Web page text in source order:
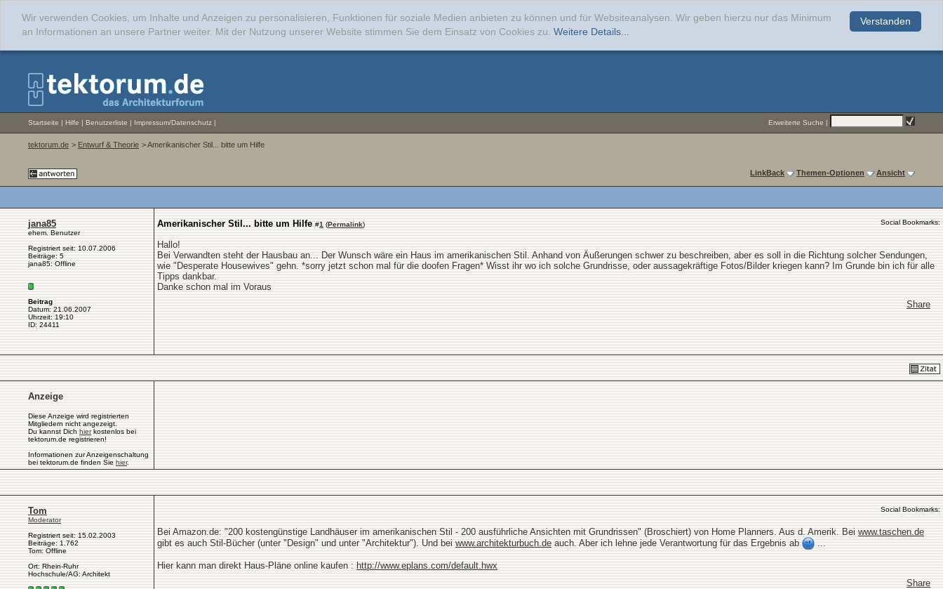
Verstanden
Wir verwenden Cookies, um Inhalte und Anzeigen zu personalisieren, Funktionen für soziale Medien anbieten zu können und für Websiteanalysen. Wir geben hierzu nur das Minimum
an Informationen an unsere Partner weiter. Mit der Nutzung unserer Website stimmen Sie dem Einsatz von Cookies zu. Weitere Details...
Startseite | Hilfe | Benutzerliste | Impressum/Datenschutz | Erweiterte Suche |
tektorum.de > Entwurf & Theorie > Amerikanischer Stil... bitte um Hilfe
LinkBack Themen-Optionen Ansicht
jana85
ehem. Benutzer
Registriert seit: 10.07.2006
Beiträge: 5
jana85: Offline
Beitrag
Datum: 21.06.2007
Uhrzeit: 19:10
ID: 24411
Amerikanischer Stil... bitte um Hilfe #1 (Permalink) Social Bookmarks:
Hallo!
Bei Verwandten steht der Hausbau an... Der Wunsch wäre ein Haus im amerikanischen Stil. Anhand von Äußerungen schwer zu beschreiben, aber es soll in die Richtung solcher Sendungen,
wie "Desperate Housewives" gehn. *sorry jetzt schon mal für die doofen Fragen* Wisst ihr wo ich solche Grundrisse, oder aussagekräftige Fotos/Bilder kriegen kann? Im Grunde bin ich für alle
Tipps dankbar.
Danke schon mal im Voraus
Share
Anzeige
Diese Anzeige wird registrierten
Mitgliedern nicht angezeigt.
Du kannst Dich hierkostenlos bei
tektorum.de registrieren!
Informationen zur Anzeigenschaltung
bei tektorum.de finden Sie hier.
Tom
Moderator
Registriert seit: 15.02.2003
Beiträge: 1.762
Tom: Offline
Ort: Rhein-Ruhr
Hochschule/AG: Architekt
Social Bookmarks:
Bei Amazon.de: "200 kostengünstige Landhäuser im amerikanischen Stil - 200 ausführliche Ansichten mit Grundrissen" (Broschiert) von Home Planners. Aus d. Amerik. Bei www.taschen.de
gibt es auch Stil-Bücher (unter "Design" und unter "Architektur"). Und bei www.architekturbuch.de auch. Aber ich lehne jede Verantwortung für das Ergebnis ab
Hier kann man direkt Haus-Pläne online kaufen : http://www.eplans.com/default.hwx
Share